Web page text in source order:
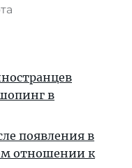
в
появления в
отношении к